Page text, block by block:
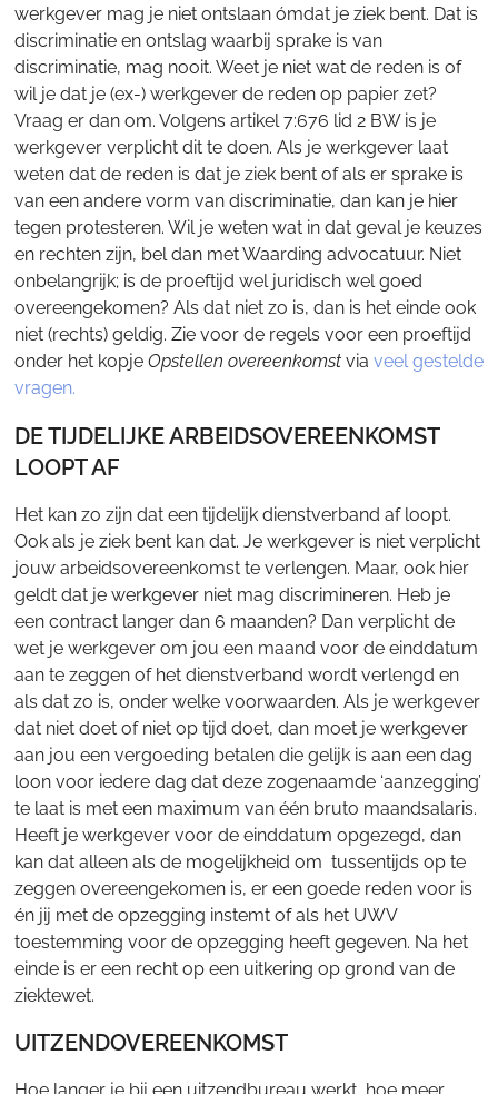
werkgever mag je niet ontslaan ómdat je ziek bent. Dat is
discriminatie en ontslag waarbij sprake is van
discriminatie, mag nooit. Weet je niet wat de reden is of
wil je dat je (ex-) werkgever de reden op papier zet?
Vraag er dan om. Volgens artikel 7:676 lid 2 BW is je
werkgever verplicht dit te doen. Als je werkgever laat
weten dat de reden is dat je ziek bent of als er sprake is
van een andere vorm van discriminatie, dan kan je hier
tegen protesteren. Wil je weten wat in dat geval je keuzes
en rechten zijn, bel dan met Waarding advocatuur. Niet
onbelangrijk; is de proeftijd wel juridisch wel goed
overeengekomen? Als dat niet zo is, dan is het einde ook
niet (rechts) geldig. Zie voor de regels voor een proeftijd
onder het kopje Opstellen overeenkomstvia veel gestelde
vragen.
DE TIJDELIJKE ARBEIDSOVEREENKOMST
LOOPT AF
Het kan zo zijn dat een tijdelijk dienstverband af loopt.
Ook als je ziek bent kan dat. Je werkgever is niet verplicht
jouw arbeidsovereenkomst te verlengen. Maar, ook hier
geldt dat je werkgever niet mag discrimineren. Heb je
een contract langer dan 6 maanden? Dan verplicht de
wet je werkgever om jou een maand voor de einddatum
aan te zeggen of het dienstverband wordt verlengd en
als dat zo is, onder welke voorwaarden. Als je werkgever
dat niet doet of niet op tijd doet, dan moet je werkgever
aan jou een vergoeding betalen die gelijk is aan een dag
loon voor iedere dag dat deze zogenaamde ‘aanzegging’
te laat is met een maximum van één bruto maandsalaris.
Heeft je werkgever voor de einddatum opgezegd, dan
kan dat alleen als de mogelijkheid om tussentijds op te
zeggen overeengekomen is, er een goede reden voor is
én jij met de opzegging instemt of als het UWV
toestemming voor de opzegging heeft gegeven. Na het
einde is er een recht op een uitkering op grond van de
ziektewet.
UITZENDOVEREENKOMST